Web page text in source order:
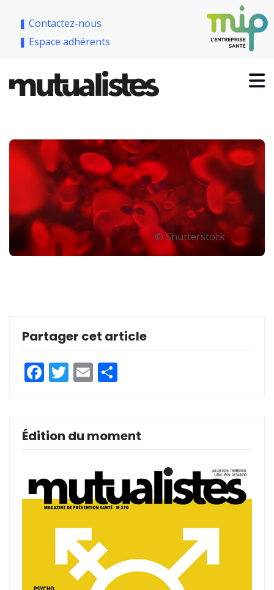
❚ Contactez-nous
❚ Espace adhérents
© Shutterstock
Partager cet article
Facebook
Twitter
Email
Édition du moment